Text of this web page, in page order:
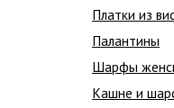
Платки из
Палантины
Шарфы
Кашне и